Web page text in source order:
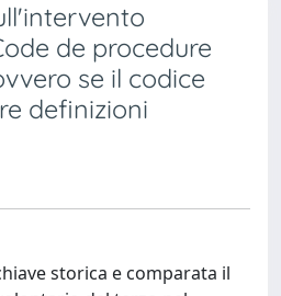
de procedure
se il codice
definizioni
storica e comparata il